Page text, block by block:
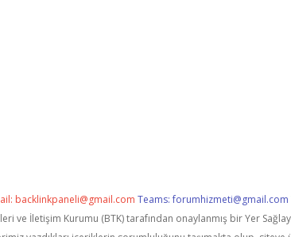
backlinkpaneli@gmail.com Teams:forumhizmeti@gmail.com
ve İletişim Kurumu (BTK) tarafından onaylanmış bir Yer